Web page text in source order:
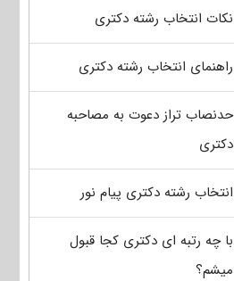
نکات انتخاب رشته دکتری
راهنمای انتخاب رشته دکتری
حدنصاب تراز دعوت به مصاحبه
دکتری
انتخاب رشته دکتری پیام نور
با چه رتبه ای دکتری کجا قبول
میشم؟